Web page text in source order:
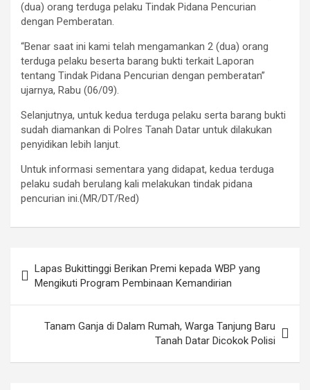
(dua) orang terduga pelaku Tindak Pidana Pencurian
dengan Pemberatan.
“Benar saat ini kami telah mengamankan 2 (dua) orang
terduga pelaku beserta barang bukti terkait Laporan
tentang Tindak Pidana Pencurian dengan pemberatan”
ujarnya, Rabu (06/09).
Selanjutnya, untuk kedua terduga pelaku serta barang bukti
sudah diamankan di Polres Tanah Datar untuk dilakukan
penyidikan lebih lanjut.
Untuk informasi sementara yang didapat, kedua terduga
pelaku sudah berulang kali melakukan tindak pidana
pencurian ini.(MR/DT/Red)
navigation
Lapas Bukittinggi Berikan Premi kepada WBP yang
Mengikuti Program Pembinaan Kemandirian
Tanam Ganja di Dalam Rumah, Warga Tanjung Baru
Tanah Datar Dicokok Polisi